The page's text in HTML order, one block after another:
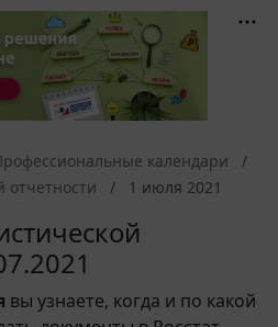
календари
отчетности
1 июля 2021
вы узнаете, когда и по какой